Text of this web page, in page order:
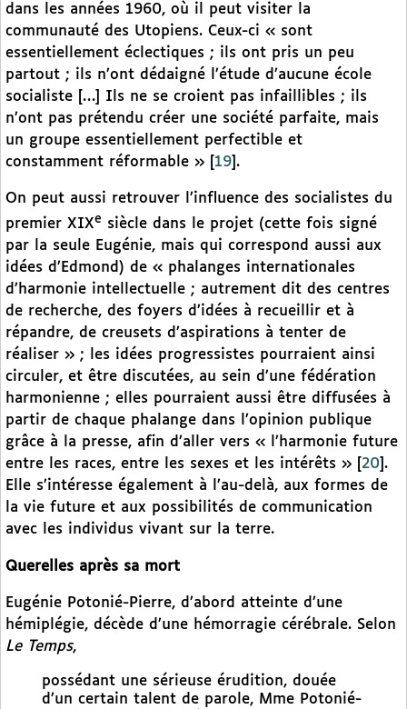
dans les années 1960, où il peut visiter la
communauté des Utopiens. Ceux-ci « sont
essentiellement éclectiques ; ils ont pris un peu
partout ; ils n’ont dédaigné l’étude d’aucune école
socialiste […] Ils ne se croient pas infaillibles ; ils
n’ont pas prétendu créer une société parfaite, mais
un groupe essentiellement perfectible et
constamment réformable »
19 .
On peut aussi retrouver l’influence des socialistes du
premier XIXe siècle dans le projet (cette fois signé
par la seule Eugénie, mais qui correspond aussi aux
idées d’Edmond) de « phalanges internationales
d’harmonie intellectuelle ; autrement dit des centres
de recherche, des foyers d’idées à recueillir et à
répandre, de creusets d’aspirations à tenter de
réaliser » ; les idées progressistes pourraient ainsi
circuler, et être discutées, au sein d’une fédération
harmonienne ; elles pourraient aussi être diffusées à
partir de chaque phalange dans l’opinion publique
grâce à la presse, afin d’aller vers « l’harmonie future
entre les races, entre les sexes et les intérêts »
20 .
Elle s’intéresse également à l’au-delà, aux formes de
la vie future et aux possibilités de communication
avec les individus vivant sur la terre.
Querelles après sa mort
Eugénie Potonié-Pierre, d’abord atteinte d’une
hémiplégie, décède d’une hémorragie cérébrale. Selon
Le Temps,
possédant une sérieuse érudition, douée
d’un certain talent de parole, Mme Potonié-